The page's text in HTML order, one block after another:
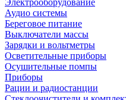
Электрооборудование
Аудио системы
Береговое питание
Выключатели массы
Зарядки и вольтметры
Осветительные приборы
Осушительные помпы
Приборы
Рации и радиостанции